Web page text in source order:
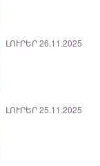
ԼՈՒՐԵՐ 26.11.2025
ԼՈՒՐԵՐ 25.11.2025